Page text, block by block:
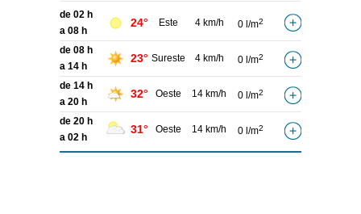
de 02 h
a 08 h
24° Este 4 km/h 0 l/m2
de 08 h
a 14 h
23° Sureste 4 km/h 0 l/m2
de 14 h
a 20 h
32° Oeste 14 km/h 0 l/m2
de 20 h
a 02 h
31° Oeste 14 km/h 0 l/m2